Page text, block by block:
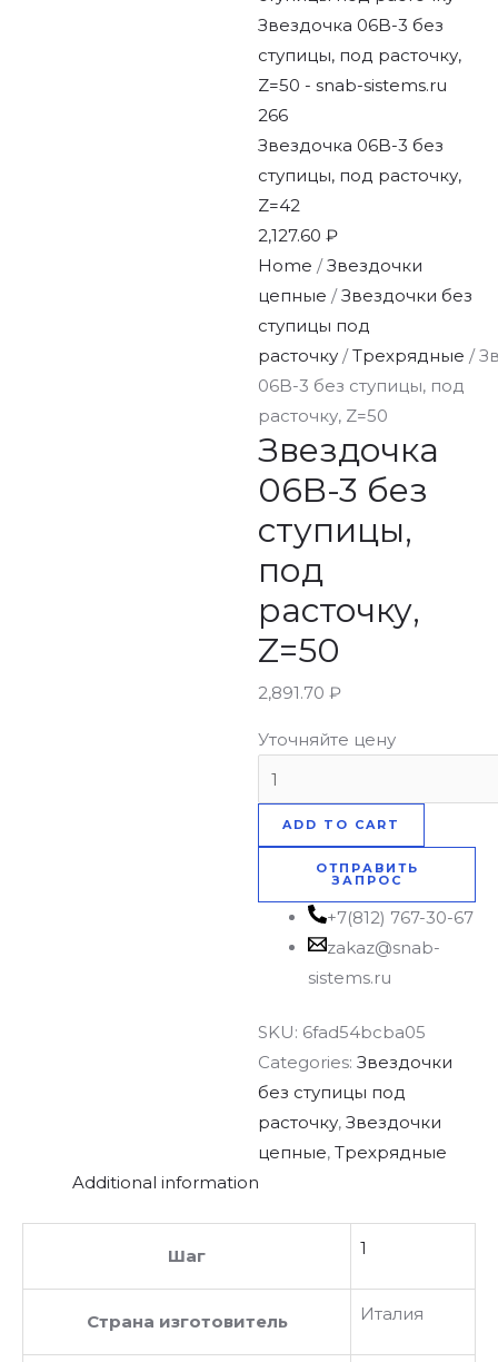
Звездочка 06B-3 без
ступицы, под расточку,
Z=42
2,127.60₽
Home /Звездочки
цепные /Звездочки без
ступицы под
расточку /Трехрядные /
06B-3 без ступицы, под
расточку, Z=50
Звездочка
06B-3 без
ступицы,
под
расточку,
Z=50
2,891.70₽
Уточняйте цену
ADD TO CART
ОТПРАВИТЬ
ЗАПРОС
+7(812) 767-30-67
zakaz@snab-
sistems.ru
SKU: 6fad54bcba05
Categories:Звездочки
без ступицы под
расточку,Звездочки
цепные,Трехрядные
Additional information
Шаг 1
Страна изготовитель Италия